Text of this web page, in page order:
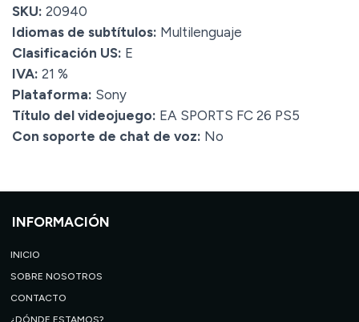
SKU: 20940
Idiomas de subtítulos: Multilenguaje
Clasificación US: E
IVA: 21 %
Plataforma: Sony
Título del videojuego: EA SPORTS FC 26 PS5
Con soporte de chat de voz: No
INFORMACIÓN
INICIO
SOBRE NOSOTROS
CONTACTO